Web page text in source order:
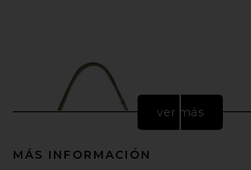
ver más
MÁS INFORMACIÓN